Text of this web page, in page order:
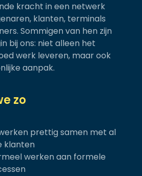
kracht in een netwerk
klanten, terminals
Sommigen van hen zijn
bij ons: niet alleen het
werk leveren, maar ook
aanpak.
zo
prettig samen met al
klanten
werken aan formele